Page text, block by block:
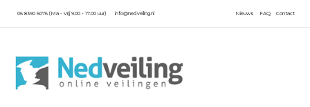
06 8390 6076 (Ma - Vrij 9.00 - 17.00 uur) info@nedveiling.nl Contact
FAQ
Nieuws